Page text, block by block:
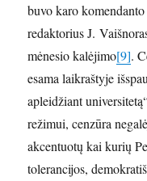
buvo karo
redaktorius J.
mėnesio kalėjimo[9].
esama laikraštyje
apleidžiant
režimui, cenzūra
akcentuotų kai kurių
tolerancijos,